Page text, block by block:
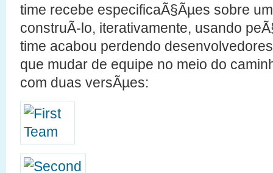
time recebe especificaÃ§Ãµes sobre
construÃ­-lo, iterativamente, usando
time acabou perdendo
que mudar de equipe no meio do
com duas versÃµes: